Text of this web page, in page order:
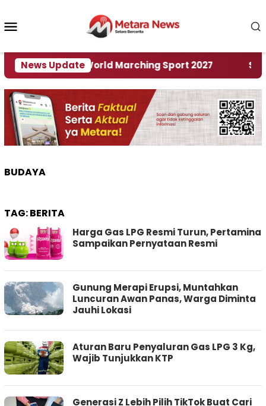
konten
News Update
Rumah World Marching Sport 2027 ‎Soal
BUDAYA
TAG:BERITA
Harga Gas LPG Resmi Turun, Pertamina
Sampaikan Pernyataan Resmi
Gunung Merapi Erupsi, Muntahkan
Luncuran Awan Panas, Warga Diminta
Jauhi Lokasi
Aturan Baru Penyaluran Gas LPG 3 Kg,
Wajib Tunjukkan KTP
Generasi Z Lebih Pilih TikTok Buat Cari